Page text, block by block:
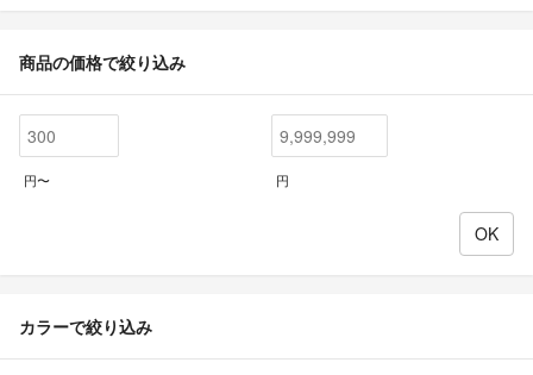
商品の価格で絞り込み
円〜 円
カラーで絞り込み